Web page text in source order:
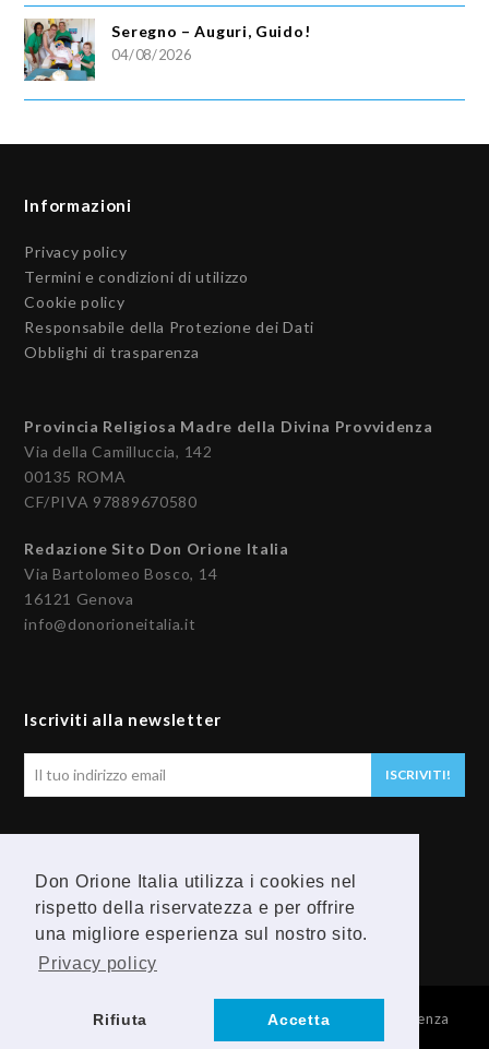
Don Orione Italia utilizza i cookies nel
rispetto della riservatezza e per offrire
una migliore esperienza sul nostro sito.
Privacy policy
Rifiuta Accetta
Seregno – Auguri, Guido!
04/08/2026
Informazioni
Privacy policy
Termini e condizioni di utilizzo
Cookie policy
Responsabile della Protezione dei Dati
Obblighi di trasparenza
Provincia Religiosa Madre della Divina Provvidenza
Via della Camilluccia, 142
00135 ROMA
CF/PIVA 97889670580
Redazione Sito Don Orione Italia
Via Bartolomeo Bosco, 14
16121 Genova
info@donorioneitalia.it
Iscriviti alla newsletter
ISCRIVITI!
F
Y
o
t
© 2026 Provincia Religiosa Madre della Divina Provvidenza